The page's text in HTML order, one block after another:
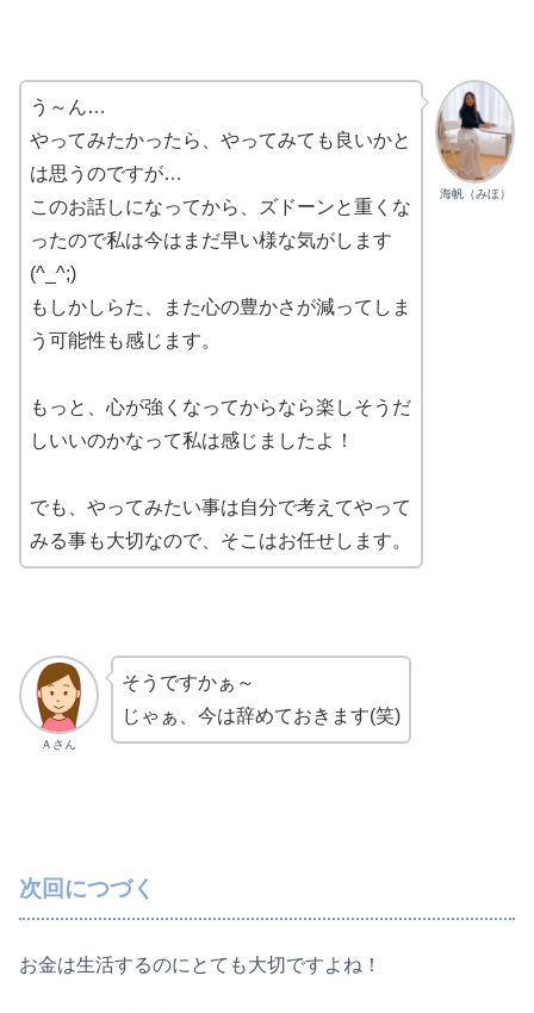
海帆（みほ）
う～ん…
やってみたかったら、やってみても良いかと
は思うのですが…
このお話しになってから、ズドーンと重くな
ったので私は今はまだ早い様な気がします
(^_^;)
もしかしらた、また心の豊かさが減ってしま
う可能性も感じます。
もっと、心が強くなってからなら楽しそうだ
しいいのかなって私は感じましたよ！
でも、やってみたい事は自分で考えてやって
みる事も大切なので、そこはお任せします。
Ａさん
そうですかぁ～
じゃぁ、今は辞めておきます(笑)
次回につづく
お金は生活するのにとても大切ですよね！